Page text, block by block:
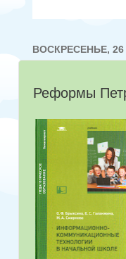
ВОСКРЕСЕНЬЕ, 26
Реформы